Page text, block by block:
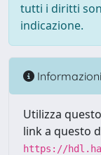
tutti i diritti
indicazione.
Informazioni
Utilizza
link a questo
https://